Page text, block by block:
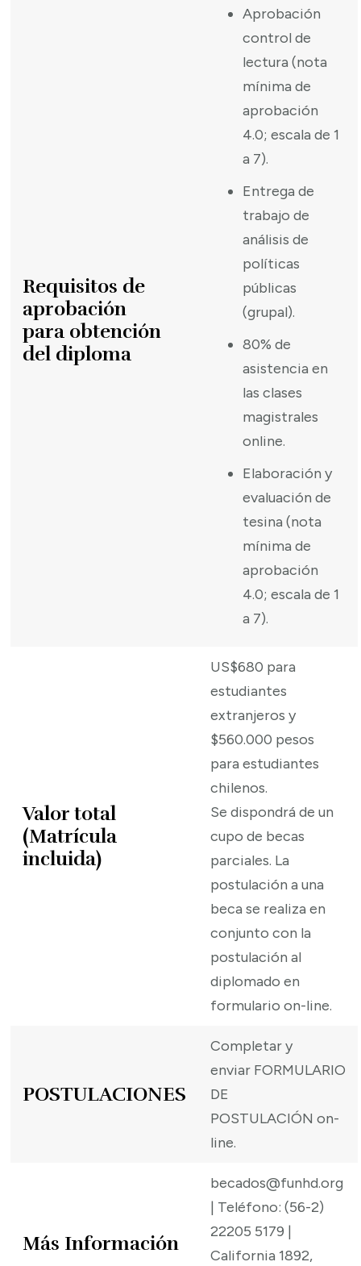
Requisitos de
aprobación
para obtención
del diploma
Aprobación
control de
lectura (nota
mínima de
aprobación
4.0; escala de 1
a 7).
Entrega de
trabajo de
análisis de
políticas
públicas
(grupal).
80% de
asistencia en
las clases
magistrales
online.
Elaboración y
evaluación de
tesina (nota
mínima de
aprobación
4.0; escala de 1
a 7).
Valor total
(Matrícula
incluida)
US$680 para
estudiantes
extranjeros y
$560.000 pesos
para estudiantes
chilenos.
Se dispondrá de un
cupo de becas
parciales. La
postulación a una
beca se realiza en
conjunto con la
postulación al
diplomado en
formulario on-line.
POSTULACIONES
Completar y
enviar FORMULARIO
DE
POSTULACIÓN on-
line.
Más Información
becados@funhd.org
| Teléfono: (56-2)
22205 5179 |
California 1892,